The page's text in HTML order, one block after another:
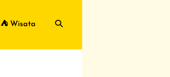
⛺ Wisata
Toggle